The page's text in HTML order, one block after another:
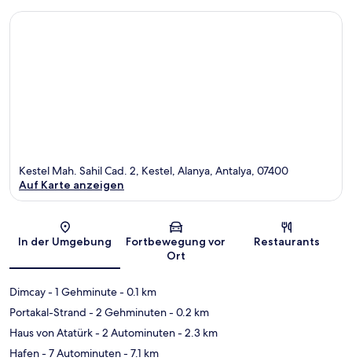
Karte
Kestel Mah. Sahil Cad. 2, Kestel, Alanya, Antalya, 07400
Auf Karte anzeigen
In der Umgebung
Fortbewegung vor
Ort
Restaurants
Dimcay- 1 Gehminute- 0.1 km
Portakal-Strand - 2 Gehminuten- 0.2 km
Haus von Atatürk- 2 Autominuten- 2.3 km
Hafen- 7 Autominuten- 7.1 km